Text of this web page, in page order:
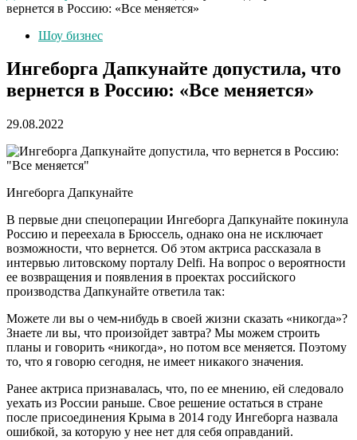
вернется в Россию: «Все меняется»
Шоу бизнес
Ингеборга Дапкунайте допустила, что
вернется в Россию: «Все меняется»
29.08.2022
Ингеборга Дапкунайте
В первые дни спецоперации Ингеборга Дапкунайте покинула
Россию и переехала в Брюссель, однако она не исключает
возможности, что вернется. Об этом актриса рассказала в
интервью литовскому порталу Delfi. На вопрос о вероятности
ее возвращения и появления в проектах российского
производства Дапкунайте ответила так:
Можете ли вы о чем-нибудь в своей жизни сказать «никогда»?
Знаете ли вы, что произойдет завтра? Мы можем строить
планы и говорить «никогда», но потом все меняется. Поэтому
то, что я говорю сегодня, не имеет никакого значения.
Ранее актриса признавалась, что, по ее мнению, ей следовало
уехать из России раньше. Свое решение остаться в стране
после присоединения Крыма в 2014 году Ингеборга назвала
ошибкой, за которую у нее нет для себя оправданий.